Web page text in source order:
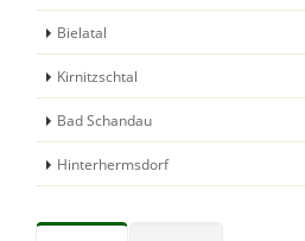
Bielatal
Kirnitzschtal
Bad Schandau
Hinterhermsdorf